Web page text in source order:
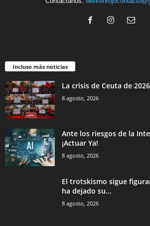
Incluso más noticias
La crisis de Ceuta de 2026
8 agosto, 2026
Ante los riesgos de la
¡Actuar Ya!
8 agosto, 2026
El trotskismo sigue
ha dejado su...
8 agosto, 2026